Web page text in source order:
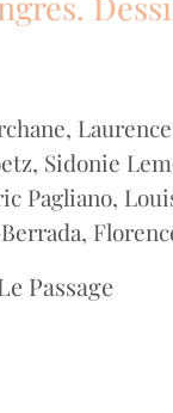
Sidonie
Pagliano,
Passage